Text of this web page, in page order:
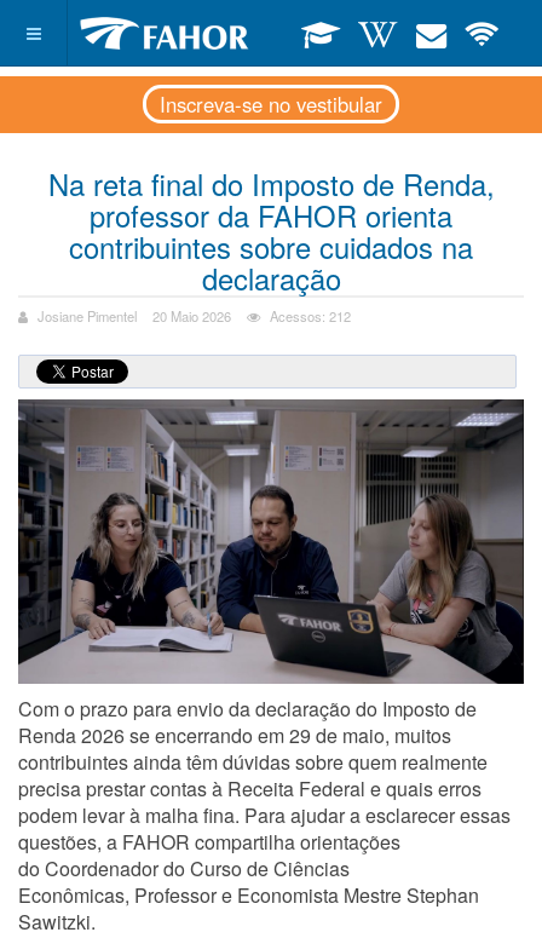
Inscreva-se no vestibular
Na reta final do Imposto de Renda,
professor da FAHOR orienta
contribuintes sobre cuidados na
declaração
Josiane Pimentel 20 Maio 2026 Acessos: 212
Com o prazo para envio da declaração do Imposto de
Renda 2026 se encerrando em 29 de maio, muitos
contribuintes ainda têm dúvidas sobre quem realmente
precisa prestar contas à Receita Federal e quais erros
podem levar à malha fina. Para ajudar a esclarecer essas
questões, a FAHOR compartilha orientações
do Coordenador do Curso de Ciências
Econômicas, Professor e Economista Mestre Stephan
Sawitzki.